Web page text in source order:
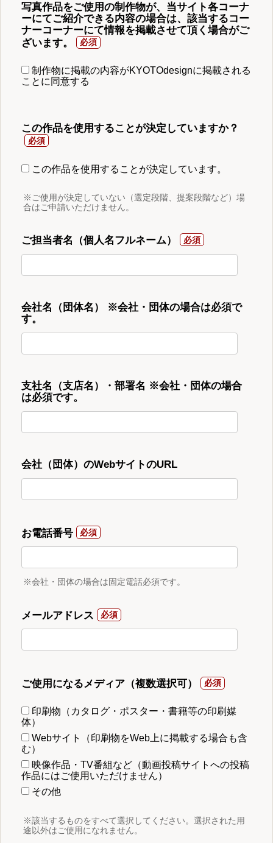
写真作品をご使用の制作物が、当サイト各コーナ
ーにてご紹介できる内容の場合は、該当するコー
ナーコーナーにて情報を掲載させて頂く場合がご
ざいます。
制作物に掲載の内容がKYOTOdesignに掲載される
ことに同意する
この作品を使用することが決定していますか？
この作品を使用することが決定しています。
※ご使用が決定していない（選定段階、提案段階など）場
合はご申請いただけません。
ご担当者名（個人名フルネーム）
会社名（団体名） ※会社・団体の場合は必須で
す。
支社名（支店名）・部署名 ※会社・団体の場合
は必須です。
会社（団体）のWebサイトのURL
お電話番号
※会社・団体の場合は固定電話必須です。
メールアドレス
ご使用になるメディア（複数選択可）
印刷物（カタログ・ポスター・書籍等の印刷媒
体）
Webサイト（印刷物をWeb上に掲載する場合も含
む）
映像作品・TV番組など（動画投稿サイトへの投稿
作品にはご使用いただけません）
その他
※該当するものをすべて選択してください。選択された用
途以外はご使用になれません。